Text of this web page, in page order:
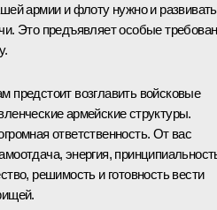
армии и флоту нужно и
Это предъявляет особые
предстоит возглавить войсковые
армейские структуры.
ответственность. От вас
энергия,
решимость и готовность вести